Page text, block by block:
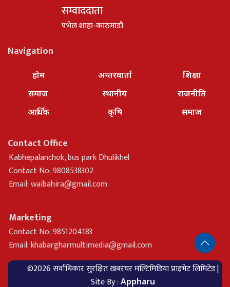
सम्वाददाता
पभेल शाहा-काठमाडौ
Navigation
होम
समाज
आर्थिक
अन्तरवार्ता
स्थानीय
कृषि
शिक्षा
राजनीति
समाज
Contact Office
Kabhepalanchok, bus park Dhulikhel
Contact No: 9808538302
Email:waibahira@gmail.com
Marketing
Contact No: 9851204183
Email:khabargharmultimedia@gmail.com
©2026 सर्वाधिकार सुरक्षित खबरघर मल्टिमिडिया प्राइभेट लिमिटेड |
Site By : Appharu